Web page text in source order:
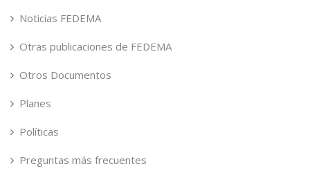
Noticias FEDEMA
Otras publicaciones de FEDEMA
Otros Documentos
Planes
Políticas
Preguntas más frecuentes